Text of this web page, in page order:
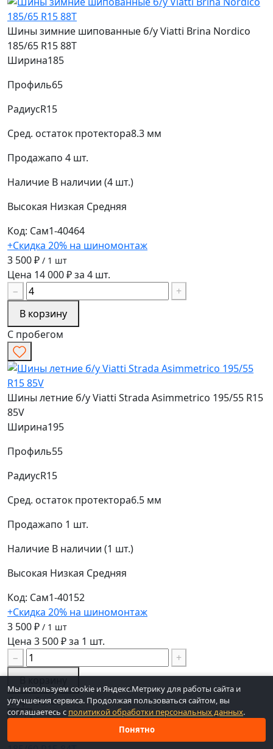
Шины зимние шипованные б/у Viatti Brina Nordico
185/65 R15 88T
Ширина185
Профиль65
РадиусR15
Сред. остаток протектора8.3 мм
Продажапо 4 шт.
Наличие В наличии (4 шт.)
Высокая Низкая Средняя
Код: Сам1-40464
+Скидка 20% на шиномонтаж
3 500 ₽ / 1 шт
Цена 14 000 ₽ за 4 шт.
−
+
В корзину
С пробегом
Шины летние б/у Viatti Strada Asimmetrico 195/55 R15
85V
Ширина195
Профиль55
РадиусR15
Сред. остаток протектора6.5 мм
Продажапо 1 шт.
Наличие В наличии (1 шт.)
Высокая Низкая Средняя
Код: Сам1-40152
+Скидка 20% на шиномонтаж
3 500 ₽ / 1 шт
Цена 3 500 ₽ за 1 шт.
−
+
В корзину
С пробегом
Мы используем cookie и Яндекс.Метрику для работы сайта и
улучшения сервиса. Продолжая пользоваться сайтом, вы
соглашаетесь с политикой обработки персональных данных.
Понятно